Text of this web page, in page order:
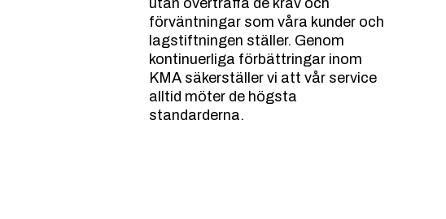
utan överträffa de krav och
förväntningar som våra kunder och
lagstiftningen ställer. Genom
kontinuerliga förbättringar inom
KMA säkerställer vi att vår service
alltid möter de högsta
standarderna.